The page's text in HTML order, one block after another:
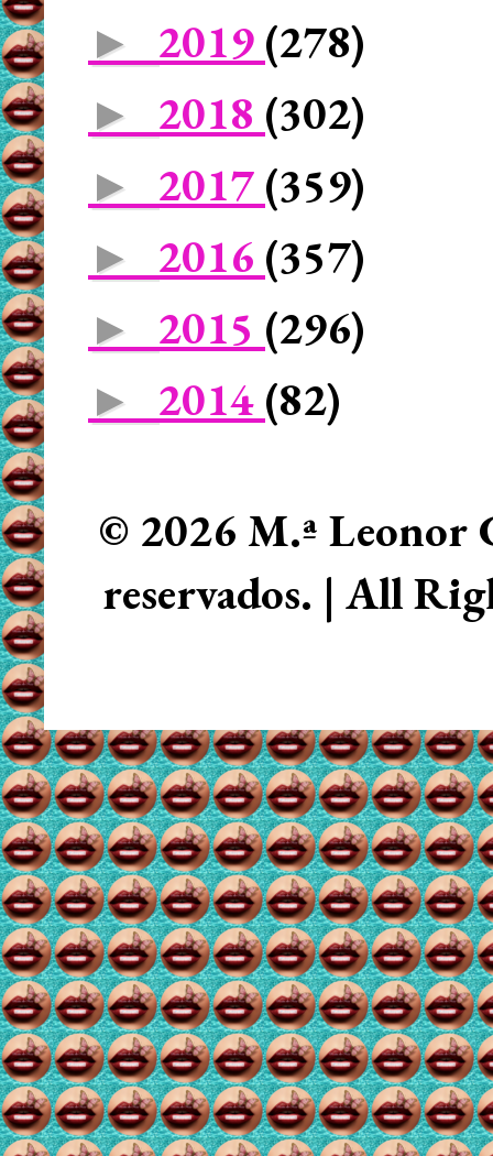
► 2019 (278)
► 2018 (302)
► 2017 (359)
► 2016 (357)
► 2015 (296)
► 2014 (82)
© 2026 M.ª Leonor
reservados. | All